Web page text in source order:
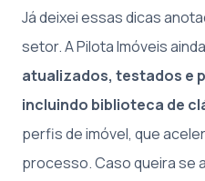
Já deixei essas dicas
setor. A Pilota Imóveis
atualizados, testados e
incluindo biblioteca de
perfis de imóvel, que
processo. Caso queira se